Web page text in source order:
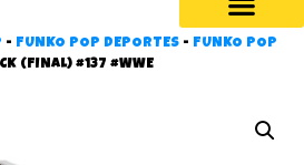
- FUNKO POP DEPORTES - FUNKO POP
(FINAL) #137 #WWE